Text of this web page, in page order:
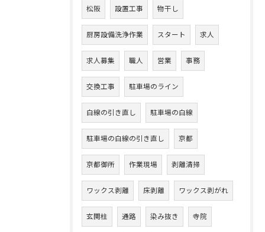
松阪 設置工事 物干し
厨房設備洗浄作業 スタート 求人
求人募集 職人 営業 事務
交換工事 駐車場のライン
白線の引き直し 駐車場の白線
駐車場の白線の引き直し 京都
京都御所 作業現場 剥離清掃
ワックス剥離 床剥離 ワックス剥がれ
玄関柱 通路 染み抜き 寺院